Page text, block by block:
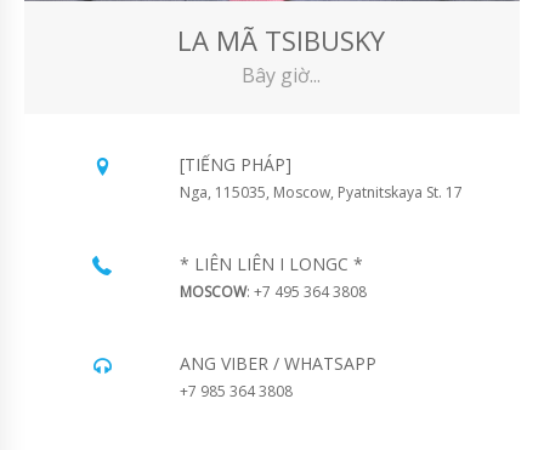
LA MÃ TSIBUSKY
Bây giờ...
[TIẾNG PHÁP]
Nga, 115035, Moscow, Pyatnitskaya St. 17
* LIÊN LIÊN I LONGC *
MOSCOW: +7 495 364 3808
ANG VIBER / WHATSAPP
+7 985 364 3808